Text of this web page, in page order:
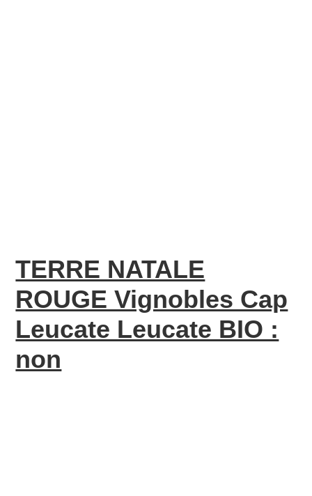
TERRE NATALE
ROUGE Vignobles Cap
Leucate Leucate BIO :
non